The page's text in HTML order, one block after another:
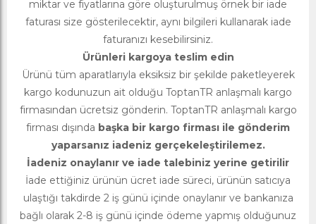
miktar ve fiyatlarına göre oluşturulmuş örnek bir iade
faturası size gösterilecektir, aynı bilgileri kullanarak iade
faturanızı kesebilirsiniz.
Ürünleri kargoya teslim edin
Ürünü tüm aparatlarıyla eksiksiz bir şekilde paketleyerek
kargo kodunuzun ait olduğu ToptanTR anlaşmalı kargo
firmasından ücretsiz gönderin. ToptanTR anlaşmalı kargo
firması dışında başka bir kargo firması ile gönderim
yaparsanız iadeniz gerçekeleştirilemez.
İadeniz onaylanır ve iade talebiniz yerine getirilir
İade ettiğiniz ürünün ücret iade süreci, ürünün satıcıya
ulaştığı takdirde 2 iş günü içinde onaylanır ve bankanıza
bağlı olarak 2-8 iş günü içinde ödeme yapmış olduğunuz